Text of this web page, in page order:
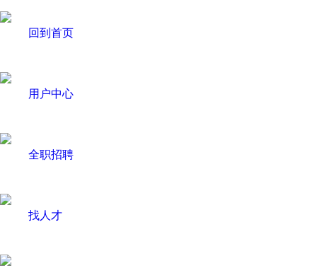
回到首页
用户中心
全职招聘
找人才